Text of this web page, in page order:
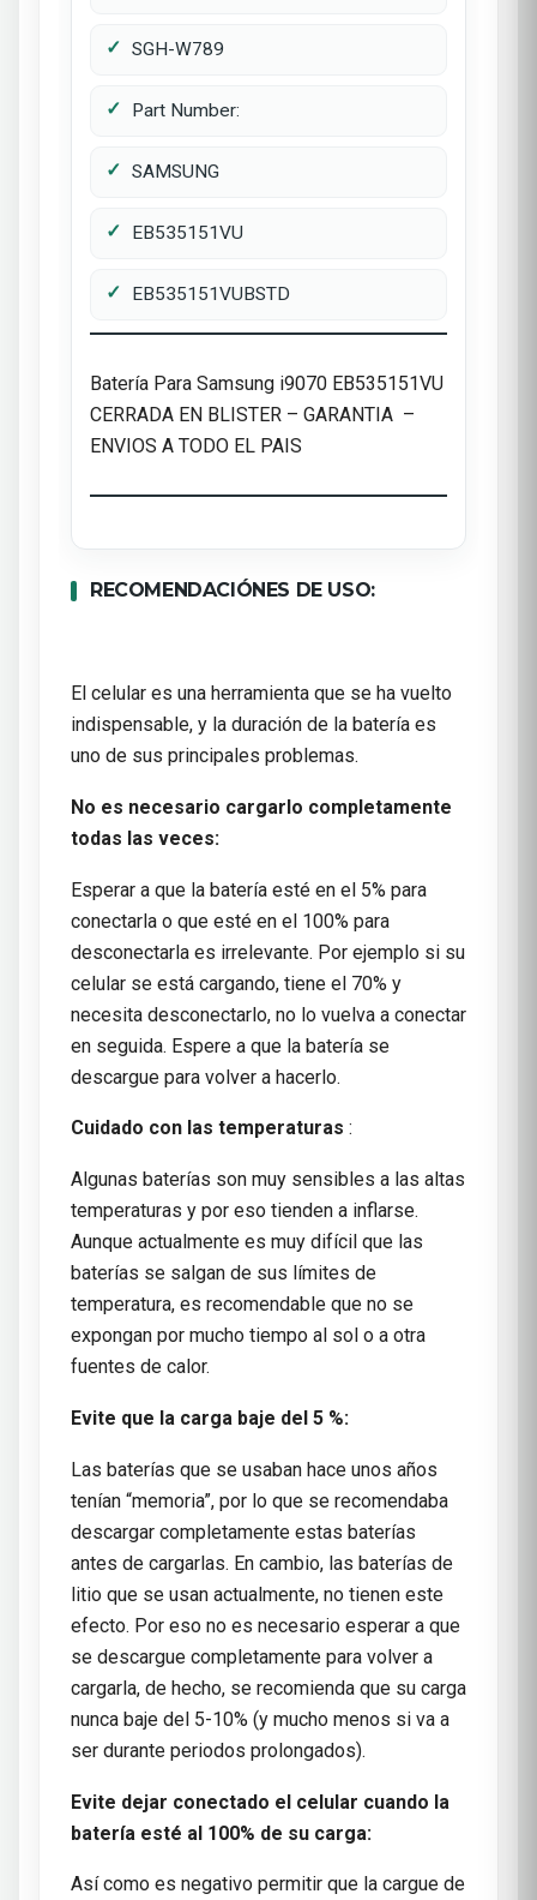
SGH-W789
Part Number:
SAMSUNG
EB535151VU
EB535151VUBSTD
Batería Para Samsung i9070 EB535151VU
CERRADA EN BLISTER – GARANTIA –
ENVIOS A TODO EL PAIS
RECOMENDACIÓNES DE USO:
El celular es una herramienta que se ha vuelto
indispensable, y la duración de la batería es
uno de sus principales problemas.
No es necesario cargarlo completamente
todas las veces:
Esperar a que la batería esté en el 5% para
conectarla o que esté en el 100% para
desconectarla es irrelevante. Por ejemplo si su
celular se está cargando, tiene el 70% y
necesita desconectarlo, no lo vuelva a conectar
en seguida. Espere a que la batería se
descargue para volver a hacerlo.
Cuidado con las temperaturas :
Algunas baterías son muy sensibles a las altas
temperaturas y por eso tienden a inflarse.
Aunque actualmente es muy difícil que las
baterías se salgan de sus límites de
temperatura, es recomendable que no se
expongan por mucho tiempo al sol o a otra
fuentes de calor.
Evite que la carga baje del 5 %:
Las baterías que se usaban hace unos años
tenían “memoria”, por lo que se recomendaba
descargar completamente estas baterías
antes de cargarlas. En cambio, las baterías de
litio que se usan actualmente, no tienen este
efecto. Por eso no es necesario esperar a que
se descargue completamente para volver a
cargarla, de hecho, se recomienda que su carga
nunca baje del 5-10% (y mucho menos si va a
ser durante periodos prolongados).
Evite dejar conectado el celular cuando la
batería esté al 100% de su carga:
Así como es negativo permitir que la cargue de